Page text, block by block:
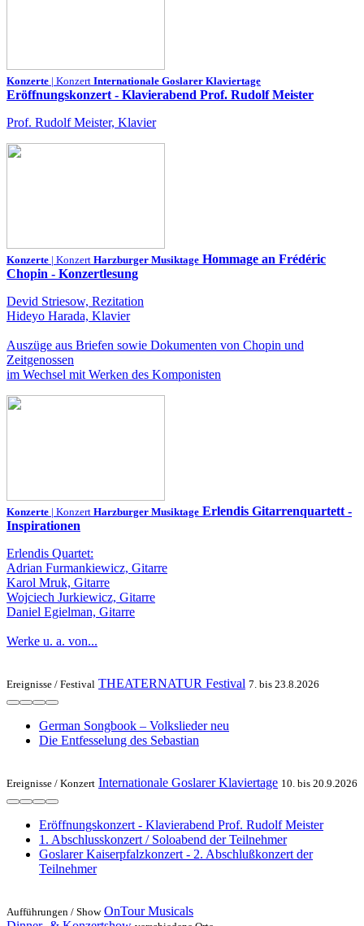
Konzerte | Konzert Internationale Goslarer Klaviertage
Eröffnungskonzert - Klavierabend Prof. Rudolf Meister
Prof. Rudolf Meister, Klavier
Konzerte | Konzert Harzburger Musiktage Hommage an Frédéric
Chopin - Konzertlesung
Devid Striesow, Rezitation
Hideyo Harada, Klavier
Auszüge aus Briefen sowie Dokumenten von Chopin und
Zeitgenossen
im Wechsel mit Werken des Komponisten
Konzerte | Konzert Harzburger Musiktage Erlendis Gitarrenquartett -
Inspirationen
Erlendis Quartet:
Adrian Furmankiewicz, Gitarre
Karol Mruk, Gitarre
Wojciech Jurkiewicz, Gitarre
Daniel Egielman, Gitarre
Werke u. a. von...
Ereignisse / Festival THEATERNATUR Festival 7. bis 23.8.2026
German Songbook – Volkslieder neu
Die Entfesselung des Sebastian
Ereignisse / Konzert Internationale Goslarer Klaviertage 10. bis 20.9.2026
Eröffnungskonzert - Klavierabend Prof. Rudolf Meister
1. Abschlusskonzert / Soloabend der Teilnehmer
Goslarer Kaiserpfalzkonzert - 2. Abschlußkonzert der
Teilnehmer
Aufführungen / Show OnTour Musicals